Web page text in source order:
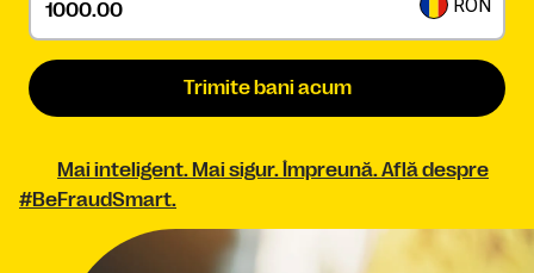
RON
Trimite bani acum
Mai inteligent. Mai sigur. Împreună. Află despre
#BeFraudSmart.